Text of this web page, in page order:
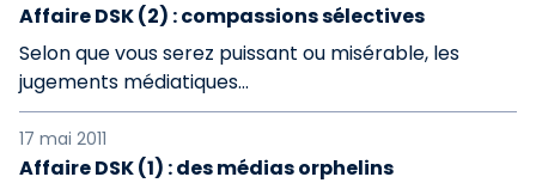
Affaire DSK (2) : compassions sélectives
Selon que vous serez puissant ou misérable, les
jugements médiatiques…
17 mai 2011
Affaire DSK (1) : des médias orphelins